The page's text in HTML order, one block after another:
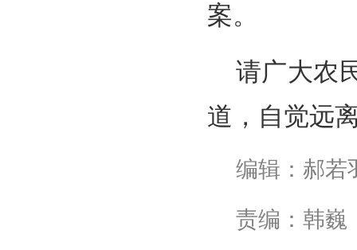
案。
请广大农
道，自觉远
编辑：郝若
责编：韩巍